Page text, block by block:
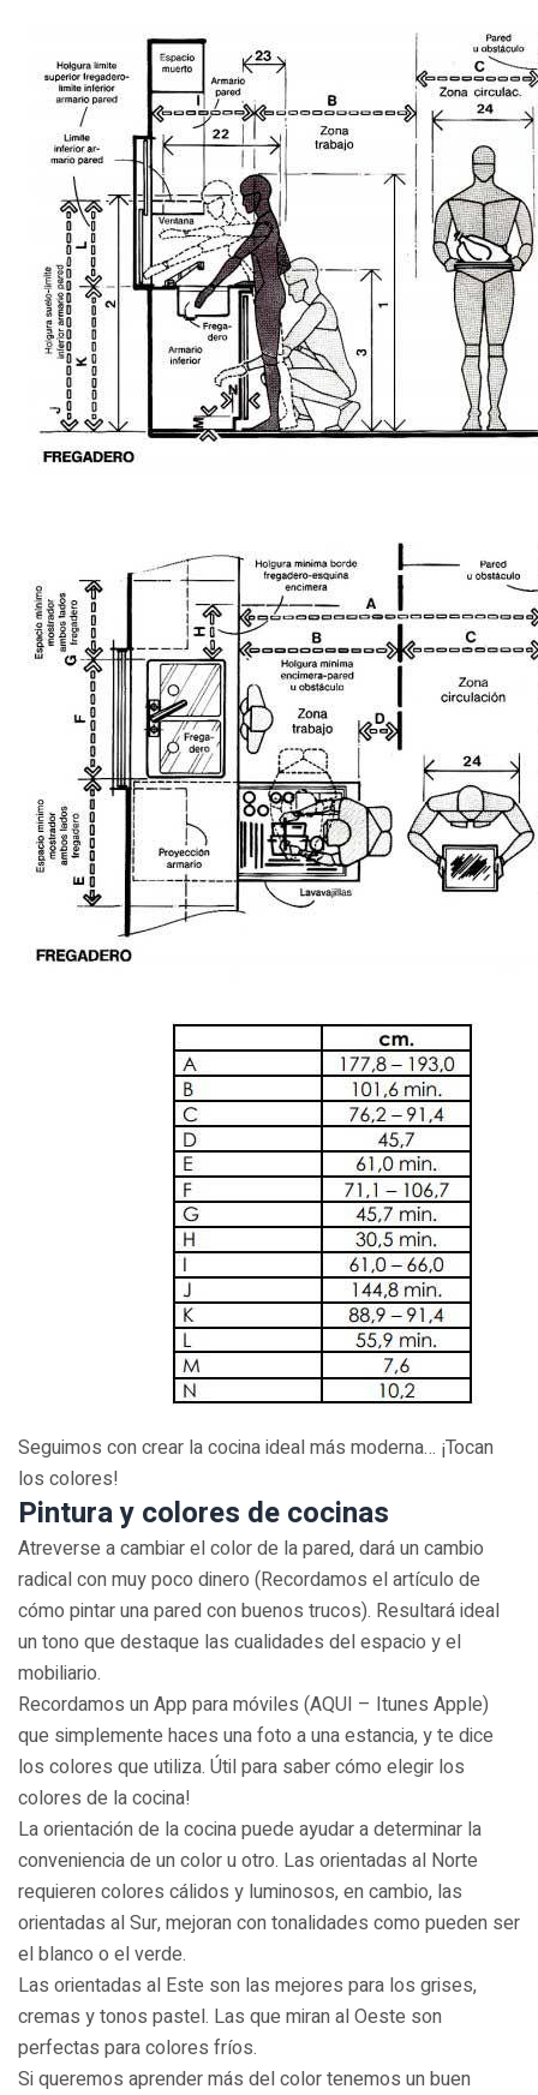
Seguimos con crear la cocina ideal más moderna… ¡Tocan
los colores!
Pintura y colores de cocinas
Atreverse a cambiar el color de la pared, dará un cambio
radical con muy poco dinero (Recordamos el artículo de
cómo pintar una pared con buenos trucos). Resultará ideal
un tono que destaque las cualidades del espacio y el
mobiliario.
Recordamos un App para móviles (AQUI – Itunes Apple)
que simplemente haces una foto a una estancia, y te dice
los colores que utiliza. Útil para saber cómo elegir los
colores de la cocina!
La orientación de la cocina puede ayudar a determinar la
conveniencia de un color u otro. Las orientadas al Norte
requieren colores cálidos y luminosos, en cambio, las
orientadas al Sur, mejoran con tonalidades como pueden ser
el blanco o el verde.
Las orientadas al Este son las mejores para los grises,
cremas y tonos pastel. Las que miran al Oeste son
perfectas para colores fríos.
Si queremos aprender más del color tenemos un buen